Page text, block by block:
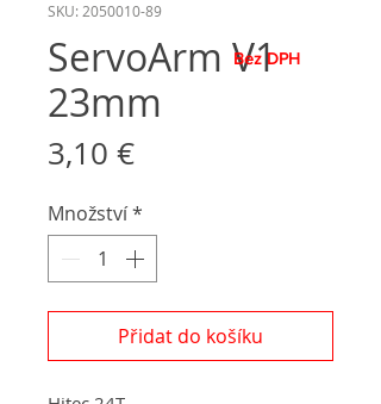
SKU: 2050010-89
ServoArm V1
23mm
3,10 €Cena
Množství*
Přidat do košíku
Bez DPH